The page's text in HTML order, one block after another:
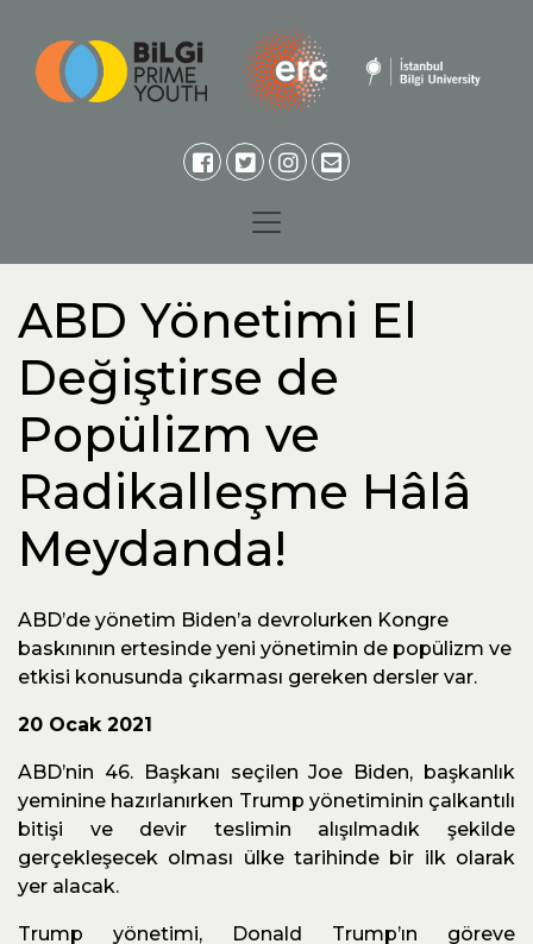
ABD Yönetimi El
Değiştirse de
Popülizm ve
Radikalleşme Hâlâ
Meydanda!
ABD’de yönetim Biden’a devrolurken Kongre
baskınının ertesinde yeni yönetimin de popülizm ve
etkisi konusunda çıkarması gereken dersler var.
20 Ocak 2021
ABD’nin 46. Başkanı seçilen Joe Biden, başkanlık
yeminine hazırlanırken Trump yönetiminin çalkantılı
bitişi ve devir teslimin alışılmadık şekilde
gerçekleşecek olması ülke tarihinde bir ilk olarak
yer alacak.
Trump yönetimi, Donald Trump’ın göreve